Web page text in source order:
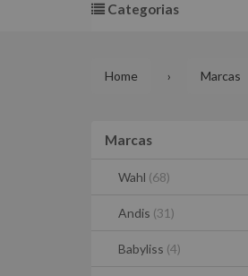
Categorias
Home Marcas
Marcas
Wahl (68)
Andis (31)
Babyliss (4)